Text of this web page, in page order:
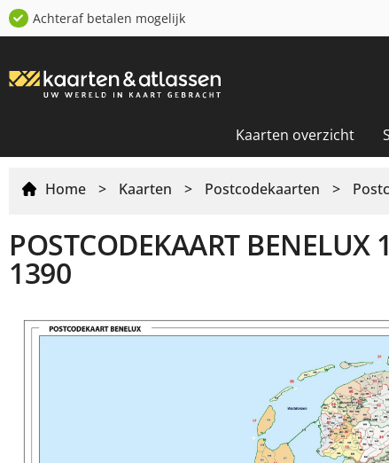
Achteraf betalen mogelijk
Kaarten overzicht
Home > Kaarten > Postcodekaarten >
POSTCODEKAART BENELUX
1390